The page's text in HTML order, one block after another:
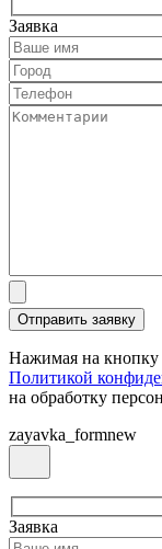
Заявка
Нажимая на кнопку
Политикой
на обработку
zayavka_formnew
Заявка